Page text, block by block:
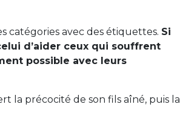
catégories avec des étiquettes. Si
d’aider ceux qui souffrent
possible avec leurs
la précocité de son fils aîné, puis la